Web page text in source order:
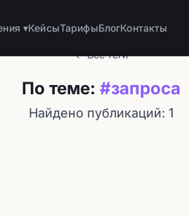
▾КейсыТарифыБлогКонтакты
← Все теги
По теме: #запроса
Найдено публикаций: 1